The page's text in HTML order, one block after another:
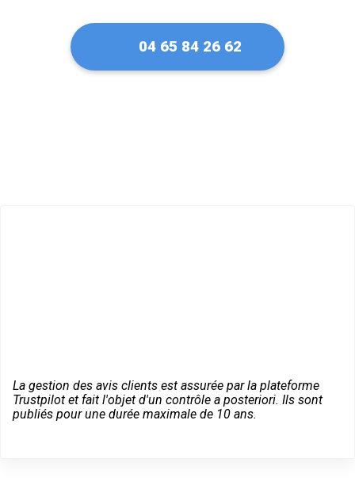
04 65 84 26 62
La gestion des avis clients est assurée par la plateforme
Trustpilot et fait l'objet d'un contrôle a posteriori. Ils sont
publiés pour une durée maximale de 10 ans.